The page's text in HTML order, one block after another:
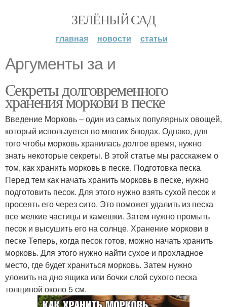
ЗЕЛЁНЫЙ САД
главная новости статьи
Аргументы за и
Секреты долговременного
хранения моркови в песке
Введение Морковь – один из самых популярных овощей,
который используется во многих блюдах. Однако, для
того чтобы морковь хранилась долгое время, нужно
знать некоторые секреты. В этой статье мы расскажем о
том, как хранить морковь в песке. Подготовка песка
Перед тем как начать хранить морковь в песке, нужно
подготовить песок. Для этого нужно взять сухой песок и
просеять его через сито. Это поможет удалить из песка
все мелкие частицы и камешки. Затем нужно промыть
песок и высушить его на солнце. Хранение моркови в
песке Теперь, когда песок готов, можно начать хранить
морковь. Для этого нужно найти сухое и прохладное
место, где будет храниться морковь. Затем нужно
уложить на дно ящика или бочки слой сухого песка
толщиной около 5 см.